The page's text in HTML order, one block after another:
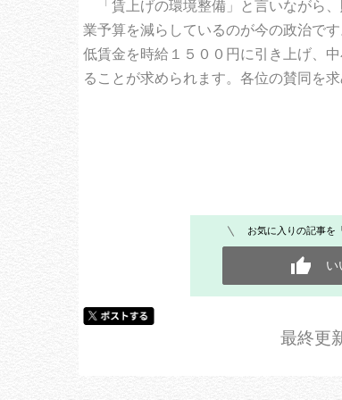
「賃上げの環境整備」と言いながら
業予算を減らしているのが今の政治で
低賃金を時給１５００円に引き上げ、
ることが求められます。各位の賛同を
お気に入りの記事を
い
最終更